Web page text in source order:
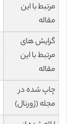
مرتبط با این
مقاله
گرایش های
مرتبط با این
مقاله
چاپ شده در
مجله (ژورنال)